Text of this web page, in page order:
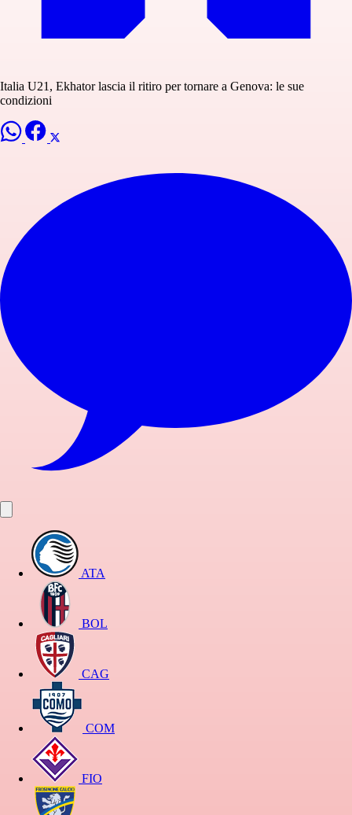
Italia U21, Ekhator lascia il ritiro per tornare a Genova: le sue
condizioni
ATA
BOL
CAG
COM
FIO